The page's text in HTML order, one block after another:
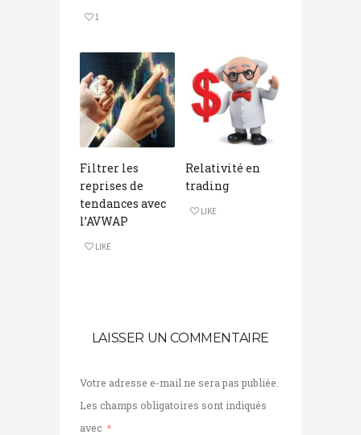
1
Filtrer les
reprises de
tendances avec
l’AVWAP
LIKE
Relativité en
trading
LIKE
LAISSER UN COMMENTAIRE
Votre adresse e-mail ne sera pas publiée.
Les champs obligatoires sont indiqués
avec *